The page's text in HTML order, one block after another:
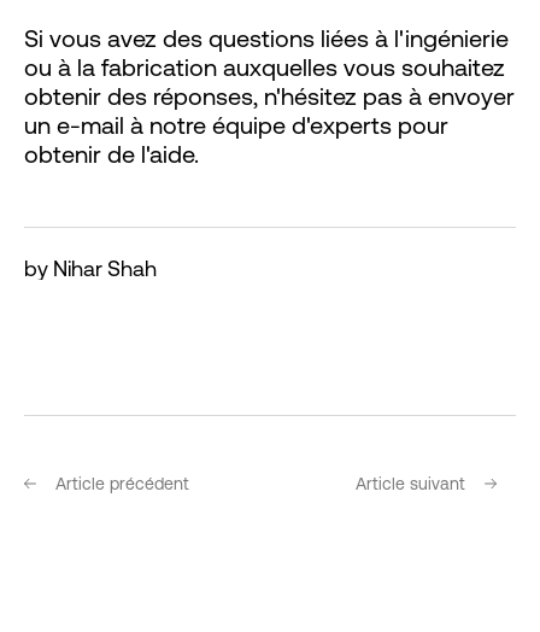
Si vous avez des questions liées à l'ingénierie
ou à la fabrication auxquelles vous souhaitez
obtenir des réponses, n'hésitez pas à envoyer
un e-mail à notre équipe d'experts pour
obtenir de l'aide.
by Nihar Shah
Article précédent Article suivant